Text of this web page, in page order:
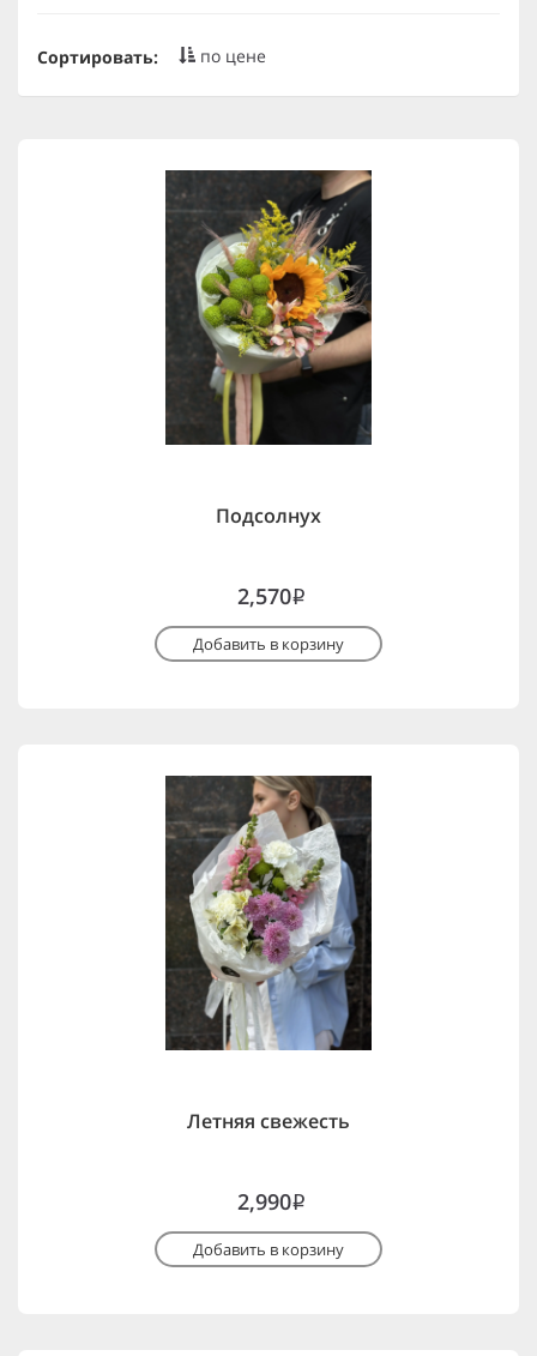
Сортировать: по цене
Подсолнух
2,570i
Добавить в корзину
Летняя свежесть
2,990i
Добавить в корзину